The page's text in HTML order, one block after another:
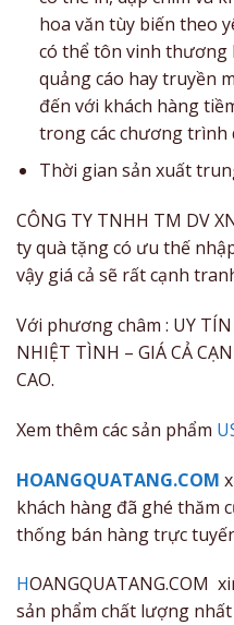
hoa văn tùy biến theo
có thể tôn vinh thương
quảng cáo hay truyền
đến với khách hàng
trong các chương trình
Thời gian sản xuất
CÔNG TY TNHH TM DV
ty quà tặng có ưu thế
vậy giá cả sẽ rất cạnh
Với phương châm : UY
NHIỆT TÌNH – GIÁ CẢ
CAO.
Xem thêm các sản phẩm
HOANGQUATANG.COM
khách hàng đã ghé thăm
thống bán hàng trực
HOANGQUATANG.COM
sản phẩm chất lượng